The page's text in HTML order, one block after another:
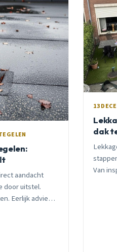
aandacht
door uitstel.
Eerlijk advies
13
dak
Van